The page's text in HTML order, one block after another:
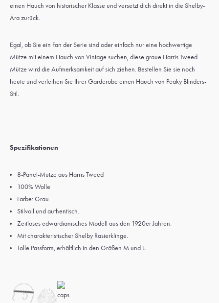
einen Hauch von historischer Klasse und versetzt dich direkt in die Shelby-
Ära zurück.
Egal, ob Sie ein Fan der Serie sind oder einfach nur eine hochwertige
Mütze mit einem Hauch von Vintage suchen, diese graue Harris Tweed
Mütze wird die Aufmerksamkeit auf sich ziehen. Bestellen Sie sie noch
heute und verleihen Sie Ihrer Garderobe einen Hauch von Peaky Blinders-
Stil.
Spezifikationen
8-Panel-Mütze aus Harris Tweed
100% Wolle
Farbe: Grau
Stilvoll und authentisch.
Zeitloses edwardianisches Modell aus den 1920er Jahren.
Mit charakteristischer Shelby Rasierklinge.
Tolle Passform, erhältlich in den Größen M und L.